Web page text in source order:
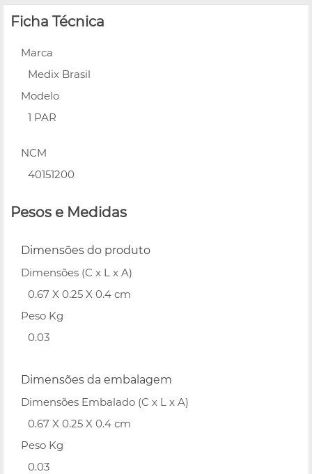
Ficha Técnica
Marca
Medix Brasil
Modelo
1 PAR
NCM
40151200
Pesos e Medidas
Dimensões do produto
Dimensões (C x L x A)
0.67 X 0.25 X 0.4 cm
Peso Kg
0.03
Dimensões da embalagem
Dimensões Embalado (C x L x A)
0.67 X 0.25 X 0.4 cm
Peso Kg
0.03